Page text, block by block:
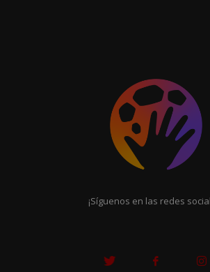
¡Síguenos en las redes